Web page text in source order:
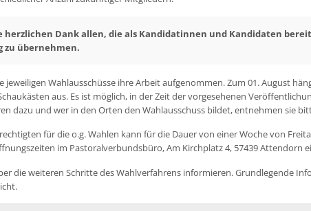
herzlichen Dank allen, die als Kandidatinnen und Kandidaten
zu übernehmen.
jeweiligen Wahlausschüsse ihre Arbeit aufgenommen. Zum 01. August
aus. Es ist möglich, in der Zeit der vorgesehenen
dazu und wer in den Orten den Wahlausschuss bildet, entnehmen sie
für die o.g. Wahlen kann für die Dauer von einer Woche von
im Pastoralverbundsbüro, Am Kirchplatz 4, 57439 Attendorn
die weiteren Schritte des Wahlverfahrens informieren. Grundlegende